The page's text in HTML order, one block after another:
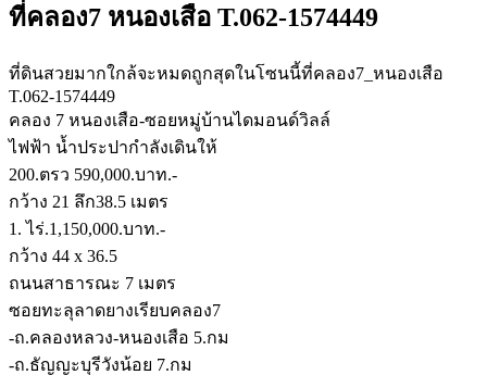
ที่คลอง7 หนองเสือ T.062-1574449
ที่ดินสวยมากใกล้จะหมดถูกสุดในโซนนี้ที่คลอง7_หนองเสือ
T.062-1574449
คลอง 7 หนองเสือ-ซอยหมู่บ้านไดมอนด์วิลล์
ไฟฟ้า น้ำประปากำลังเดินให้
200.ตรว 590,000.บาท.-
กว้าง 21 ลึก38.5 เมตร
1. ไร่.1,150,000.บาท.-
กว้าง 44 x 36.5
ถนนสาธารณะ 7 เมตร
ซอยทะลุลาดยางเรียบคลอง7
-ถ.คลองหลวง-หนองเสือ 5.กม
-ถ.ธัญญะบุรีวังน้อย 7.กม